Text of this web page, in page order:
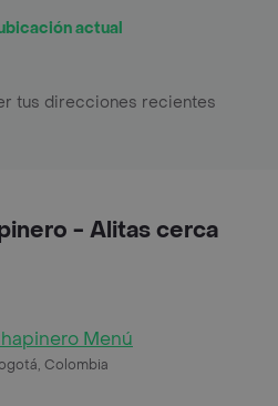
actual
tus direcciones recientes
- Alitas cerca
Menú
Colombia